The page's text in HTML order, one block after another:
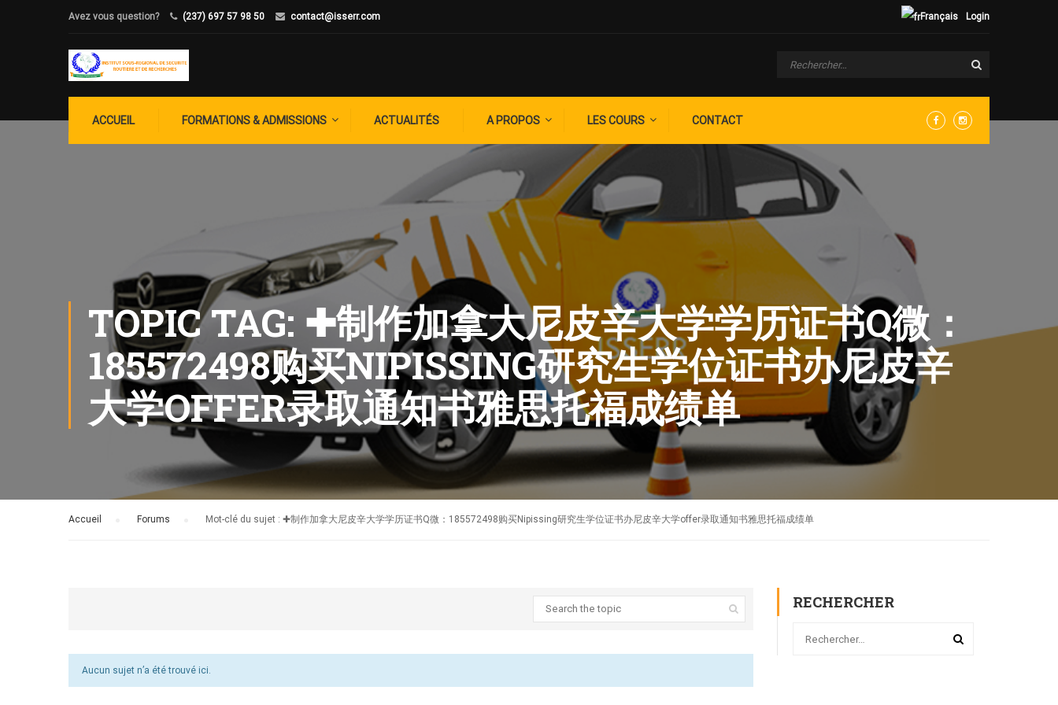
Avez vous question? (237) 697 57 98 50 contact@isserr.com Login
Français
ACCUEIL FORMATIONS & ADMISSIONS ACTUALITÉS A PROPOS LES COURS CONTACT
TOPIC TAG: ✚制作加拿大尼皮辛大学学历证书Q微：
185572498购买NIPISSING研究生学位证书办尼皮辛
大学OFFER录取通知书雅思托福成绩单
Accueil Forums Mot-clé du sujet : ✚制作加拿大尼皮辛大学学历证书Q微：185572498购买Nipissing研究生学位证书办尼皮辛大学offer录取通知书雅思托福成绩单
Aucun sujet n’a été trouvé ici.
RECHERCHER